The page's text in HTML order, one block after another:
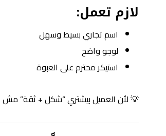
لازم تعمل:
اسم تجاري بسيط وسهل
لوجو واضح
استيكر محترم على العبوة
💡 لأن العميل بيشتري “شكل + ثقة”